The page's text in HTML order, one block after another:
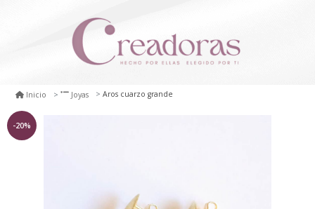
Inicio Joyas Aros cuarzo grande
-20%